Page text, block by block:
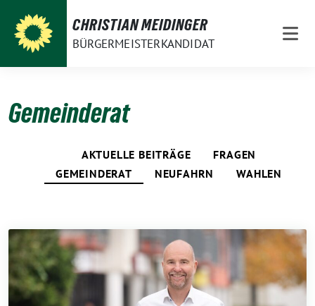
zum
Inhalt
CHRISTIAN MEIDINGER
BÜRGERMEISTERKANDIDAT
Gemeinderat
AKTUELLE BEITRÄGE
FRAGEN
GEMEINDERAT
NEUFAHRN WAHLEN